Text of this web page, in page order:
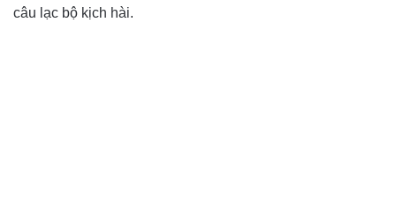
câu lạc bộ kịch hài.